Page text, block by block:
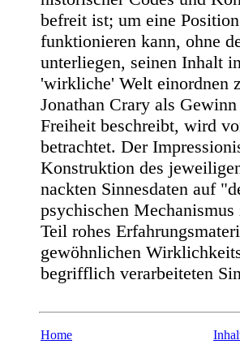
befreit ist; um eine
funktionieren kann, ohne
unterliegen, seinen Inhalt
'wirkliche' Welt einordnen
Jonathan Crary als
Freiheit beschreibt, wird
betrachtet. Der
Konstruktion des
nackten Sinnesdaten auf
psychischen
Teil rohes
gewöhnlichen
begrifflich verarbeiteten
Home